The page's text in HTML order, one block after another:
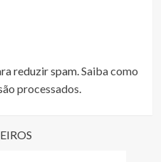
reduzir spam. Saiba como
processados